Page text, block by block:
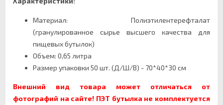
Материал: Полиэтилентерефталат
(гранулированное сырье высшего качества для
пищевых бутылок)
Объем: 0,65 литра
Размер упаковки 50 шт. (Д/Ш/В) - 70*40*30 см
Внешний вид товара может отличаться от
фотографий на сайте! ПЭТ бутылка не комплектуется